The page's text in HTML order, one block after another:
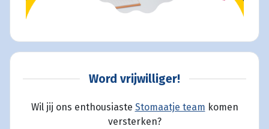
Word vrijwilliger!
Wil jij ons enthousiaste Stomaatje team komen
versterken?